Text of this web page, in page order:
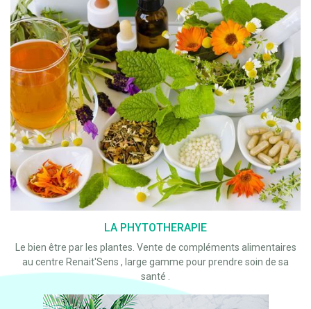
LA PHYTOTHERAPIE
Le bien être par les plantes. Vente de compléments alimentaires
au centre Renait'Sens , large gamme pour prendre soin de sa
santé .